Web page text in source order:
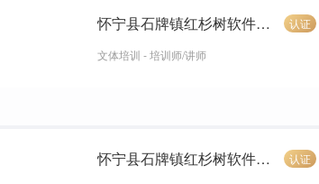
怀宁县石牌镇红杉树软件销售服务中心 认证
文体培训 - 培训师/讲师
怀宁县石牌镇红杉树软件销售服务中心 认证